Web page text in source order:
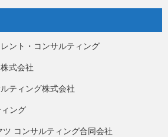
ント・コンサルティング
式会社
ティング株式会社
ィング
ツ コンサルティング合同会社